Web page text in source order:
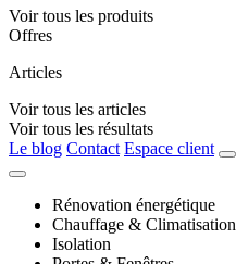
Voir tous les produits
Offres
Articles
Voir tous les articles
Voir tous les résultats
Le blog Contact Espace client
Rénovation énergétique
Chauffage & Climatisation
Isolation